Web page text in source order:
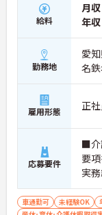
給料
月収
年収
勤務地
愛
名
雇用形態 正
応募要件
■介
要
実
験
車通勤可 未経験OK